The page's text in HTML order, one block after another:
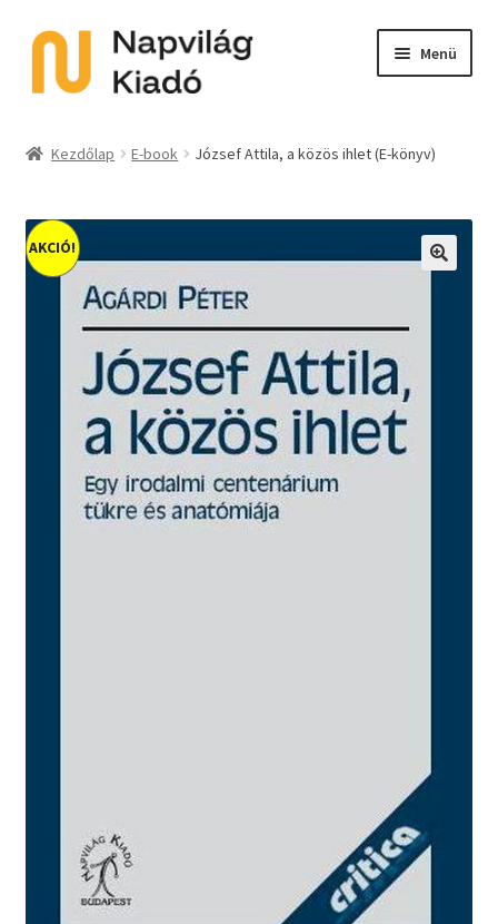
Ugrás
navigációhoz
Kilépés
tartalomba
Menü
Akció
Expand
child
Sorozat
Előkészületben
Utolsó példányok
Kezdőlap E-book József Attila, a közös ihlet (E-könyv)
AKCIÓ!